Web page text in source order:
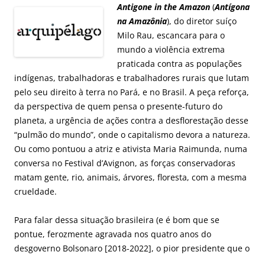
Antigone in the Amazon (Antígona
na Amazônia), do diretor suíço
Milo Rau, escancara para o
mundo a violência extrema
praticada contra as populações
indígenas, trabalhadoras e trabalhadores rurais que lutam
pelo seu direito à terra no Pará, e no Brasil. A peça reforça,
da perspectiva de quem pensa o presente-futuro do
planeta, a urgência de ações contra a desflorestação desse
“pulmão do mundo”, onde o capitalismo devora a natureza.
Ou como pontuou a atriz e ativista Maria Raimunda, numa
conversa no Festival d’Avignon, as forças conservadoras
matam gente, rio, animais, árvores, floresta, com a mesma
crueldade.
Para falar dessa situação brasileira (e é bom que se
pontue, ferozmente agravada nos quatro anos do
desgoverno Bolsonaro [2018-2022], o pior presidente que o